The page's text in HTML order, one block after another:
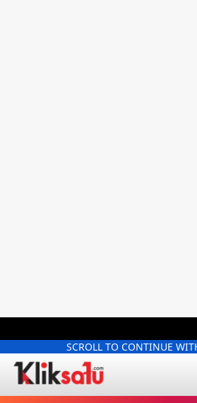
SCROLL TO CONTINUE